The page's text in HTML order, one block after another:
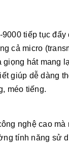
tiếp tục
cả micro
hát mang
giúp dễ dàng
méo tiếng.
nghệ cao
tính năng sử